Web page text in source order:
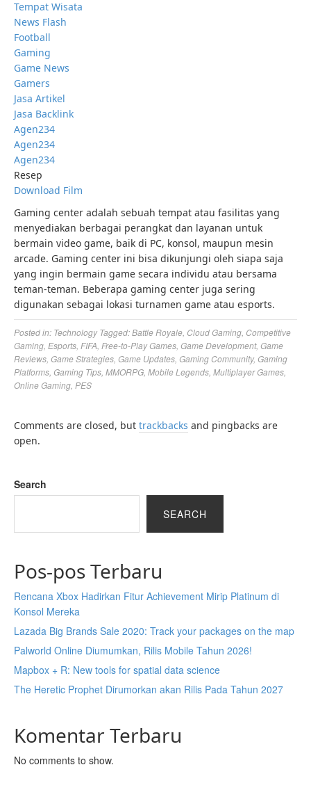
Tempat Wisata
News Flash
Football
Gaming
Game News
Gamers
Jasa Artikel
Jasa Backlink
Agen234
Agen234
Agen234
Resep
Download Film
Gaming center adalah sebuah tempat atau fasilitas yang
menyediakan berbagai perangkat dan layanan untuk
bermain video game, baik di PC, konsol, maupun mesin
arcade. Gaming center ini bisa dikunjungi oleh siapa saja
yang ingin bermain game secara individu atau bersama
teman-teman. Beberapa gaming center juga sering
digunakan sebagai lokasi turnamen game atau esports.
Posted in: Technology Tagged:Battle Royale Cloud Gaming Competitive
Gaming Esports FIFA Free-to-Play Games Game Development, Game
Reviews Game Strategies Game Updates Gaming Community, Gaming
Platforms Gaming Tips MMORPG Mobile Legends Multiplayer Games
Online Gaming PES
Comments are closed, but trackbacks and pingbacks are
open.
Search
SEARCH
Pos-pos Terbaru
Rencana Xbox Hadirkan Fitur Achievement Mirip Platinum di
Konsol Mereka
Lazada Big Brands Sale 2020: Track your packages on the map
Palworld Online Diumumkan, Rilis Mobile Tahun 2026!
Mapbox + R: New tools for spatial data science
The Heretic Prophet Dirumorkan akan Rilis Pada Tahun 2027
Komentar Terbaru
No comments to show.